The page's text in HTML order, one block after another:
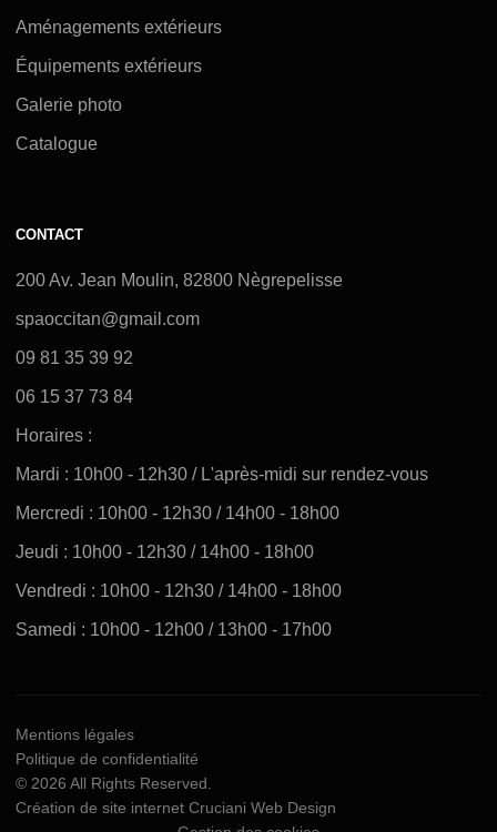
Aménagements extérieurs
Équipements extérieurs
Galerie photo
Catalogue
CONTACT
200 Av. Jean Moulin, 82800 Nègrepelisse
spaoccitan@gmail.com
09 81 35 39 92
06 15 37 73 84
Horaires :
Mardi : 10h00 - 12h30 / L'après-midi sur rendez-vous
Mercredi : 10h00 - 12h30 / 14h00 - 18h00
Jeudi : 10h00 - 12h30 / 14h00 - 18h00
Vendredi : 10h00 - 12h30 / 14h00 - 18h00
Samedi : 10h00 - 12h00 / 13h00 - 17h00
Mentions légales
Politique de confidentialité
© 2026 All Rights Reserved.
Création de site internet Cruciani Web Design